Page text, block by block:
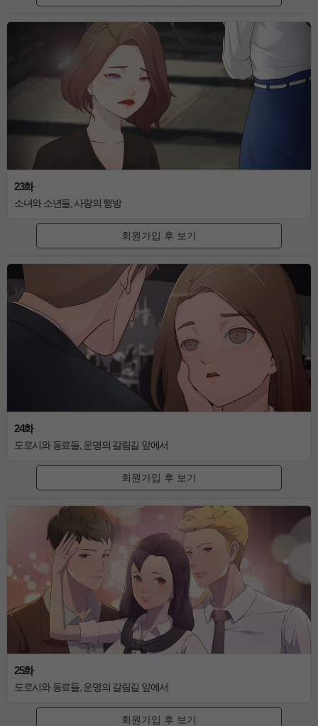
23화
소녀와 소년들, 사랑의 행방
회원가입 후 보기
24화
도로시와 동료들, 운명의 갈림길 앞에서
회원가입 후 보기
25화
도로시와 동료들, 운명의 갈림길 앞에서
회원가입 후 보기